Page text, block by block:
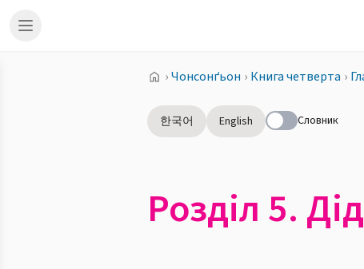
›Чонсонґьон › Книга четверта ›
한국어 English Словник
Розділ 5.